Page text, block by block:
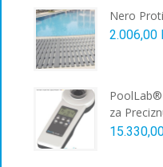
на
страници
производа.
Nero
2.006,00
za